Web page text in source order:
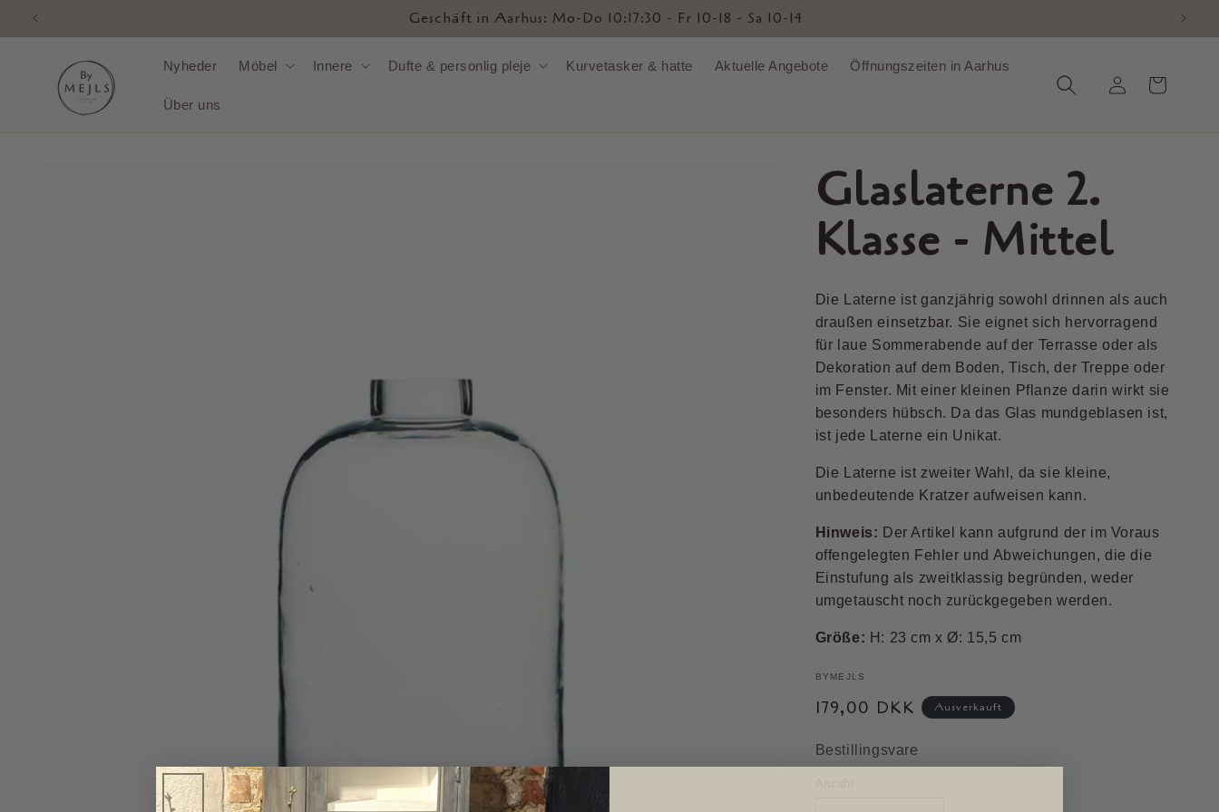
zum
Inhalt
Willkommen bei ByMejls
Nyheder Möbel Innere Dufte & personlig pleje Kurvetasker & hatte Aktuelle Angebote Öffnungszeiten in Aarhus
Über uns
EinloggenWarenkorb
Glaslaterne 2.
Klasse - Mittel
Die Laterne ist ganzjährig sowohl drinnen als auch
draußen einsetzbar. Sie eignet sich hervorragend
für laue Sommerabende auf der Terrasse oder als
Dekoration auf dem Boden, Tisch, der Treppe oder
im Fenster. Mit einer kleinen Pflanze darin wirkt sie
besonders hübsch. Da das Glas mundgeblasen ist,
ist jede Laterne ein Unikat.
Die Laterne ist zweiter Wahl, da sie kleine,
unbedeutende Kratzer aufweisen kann.
Hinweis: Der Artikel kann aufgrund der im Voraus
offengelegten Fehler und Abweichungen, die die
Einstufung als zweitklassig begründen, weder
umgetauscht noch zurückgegeben werden.
Größe: H: 23 cm x Ø: 15,5 cm
BYMEJLS
Normaler
179,00 DKK Ausverkauft
Bestillingsvare